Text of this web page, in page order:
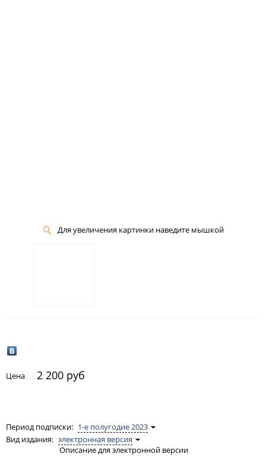
Для увеличения картинки наведите мышкой
Цена 2 200 руб
Период подписки: 1-е полугодие 2023
Вид издания: электронная версия
Описание для электронной версии